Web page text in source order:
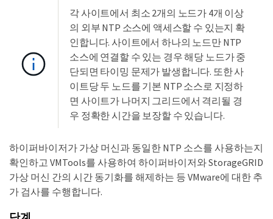
각 사이트에서 최소 2개의 노드가 4개 이상
의 외부 NTP 소스에 액세스할 수 있는지 확
인합니다. 사이트에서 하나의 노드만 NTP
소스에 연결할 수 있는 경우 해당 노드가 중
단되면 타이밍 문제가 발생합니다. 또한 사
이트당 두 노드를 기본 NTP 소스로 지정하
면 사이트가 나머지 그리드에서 격리될 경
우 정확한 시간을 보장할 수 있습니다.
하이퍼바이저가 가상 머신과 동일한 NTP 소스를 사용하는지
확인하고 VMTools를 사용하여 하이퍼바이저와 StorageGRID
가상 머신 간의 시간 동기화를 해제하는 등 VMware에 대한 추
가 검사를 수행합니다.